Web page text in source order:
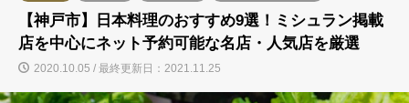
【神戸市】日本料理のおすすめ9選！ミシュラン掲載
店を中心にネット予約可能な名店・人気店を厳選
2020.10.05 / 最終更新日：2021.11.25